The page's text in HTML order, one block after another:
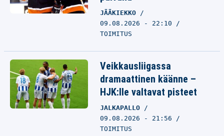
JÄÄKIEKKO
09.08.2026 - 22:10
TOIMITUS
Veikkausliigassa
dramaattinen käänne –
HJK:lle valtavat pisteet
JALKAPALLO
09.08.2026 - 21:56
TOIMITUS